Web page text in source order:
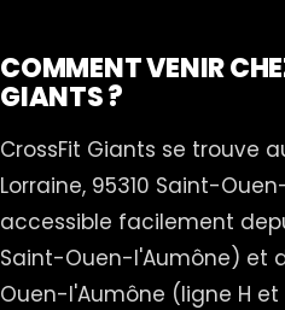
COMMENT VENIR
GIANTS ?
CrossFit Giants se trouve
Lorraine, 95310 Saint-
accessible facilement
Saint-Ouen-l'Aumône) et
Ouen-l'Aumône (ligne H et